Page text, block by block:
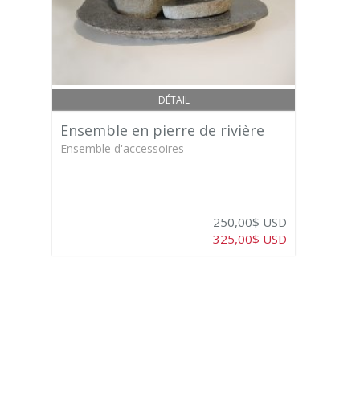
DÉTAIL
Ensemble en pierre de rivière
Ensemble d'accessoires
250,00$ USD
325,00$ USD